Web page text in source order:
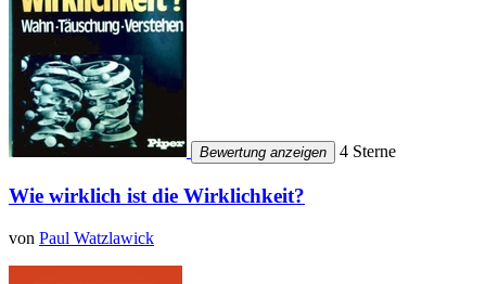
Bewertung anzeigen 4 Sterne
Wie wirklich ist die Wirklichkeit?
von Paul Watzlawick